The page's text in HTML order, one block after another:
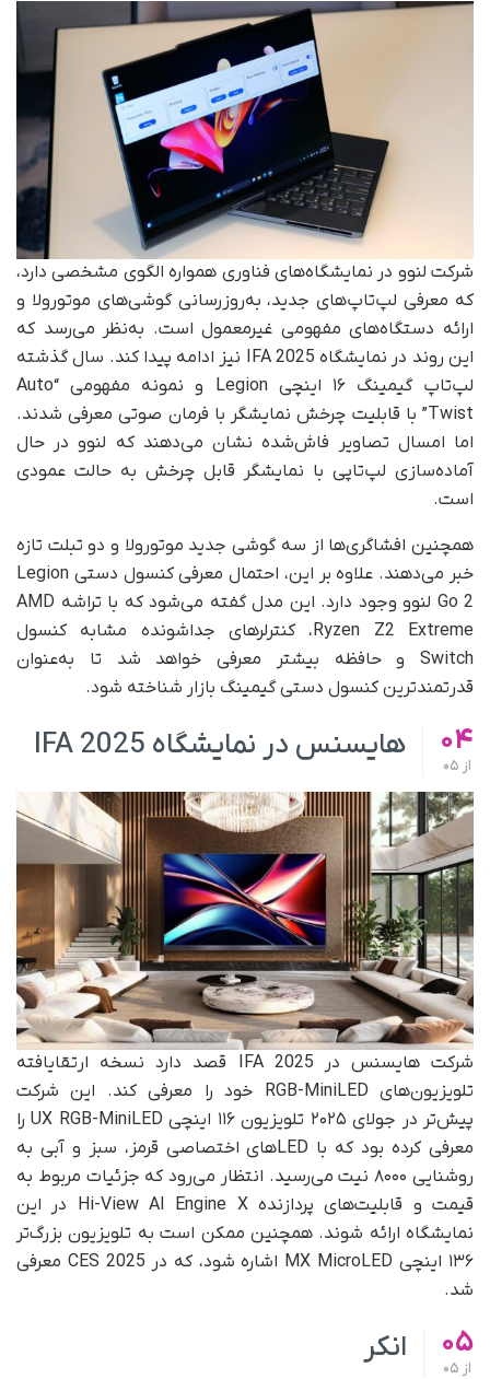
شرکت لنوو در نمایشگاه‌های فناوری همواره الگوی مشخصی دارد،
که معرفی لپ‌تاپ‌های جدید، به‌روزرسانی گوشی‌های موتورولا و
ارائه دستگاه‌های مفهومی غیرمعمول است. به‌نظر می‌رسد که
این روند در نمایشگاه IFA 2025 نیز ادامه پیدا کند. سال گذشته
لپ‌تاپ گیمینگ ۱۶ اینچی Legion و نمونه مفهومی “Auto
Twist” با قابلیت چرخش نمایشگر با فرمان صوتی معرفی شدند.
اما امسال تصاویر فاش‌شده نشان می‌دهند که لنوو در حال
آماده‌سازی لپ‌تاپی با نمایشگر قابل‌ چرخش به حالت عمودی
است.
همچنین افشاگری‌ها از سه گوشی جدید موتورولا و دو تبلت تازه
خبر می‌دهند. علاوه بر این، احتمال معرفی کنسول دستی Legion
Go 2 لنوو وجود دارد. این مدل گفته می‌شود که با تراشه AMD
Ryzen Z2 Extreme، کنترلرهای جداشونده مشابه کنسول
Switch و حافظه بیشتر معرفی خواهد شد تا به‌عنوان
قدرتمندترین کنسول دستی گیمینگ بازار شناخته شود.
04
از
هایسنس در نمایشگاه IFA 2025
شرکت هایسنس در IFA 2025 قصد دارد نسخه ارتقایافته
تلویزیون‌های RGB-MiniLED خود را معرفی کند. این شرکت
پیش‌تر در جولای ۲۰۲۵ تلویزیون ۱۱۶ اینچی UX RGB-MiniLED را
معرفی کرده بود که با LEDهای اختصاصی قرمز، سبز و آبی به
روشنایی ۸۰۰۰ نیت می‌رسید. انتظار می‌رود که جزئیات مربوط به
قیمت و قابلیت‌های پردازنده Hi-View AI Engine X در این
نمایشگاه ارائه شوند. همچنین ممکن است به تلویزیون بزرگ‌تر
۱۳۶ اینچی MX MicroLED اشاره شود، که در CES 2025 معرفی
شد.
05
از
انکر